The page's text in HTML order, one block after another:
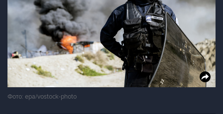
Фото: epa/vostock-photo